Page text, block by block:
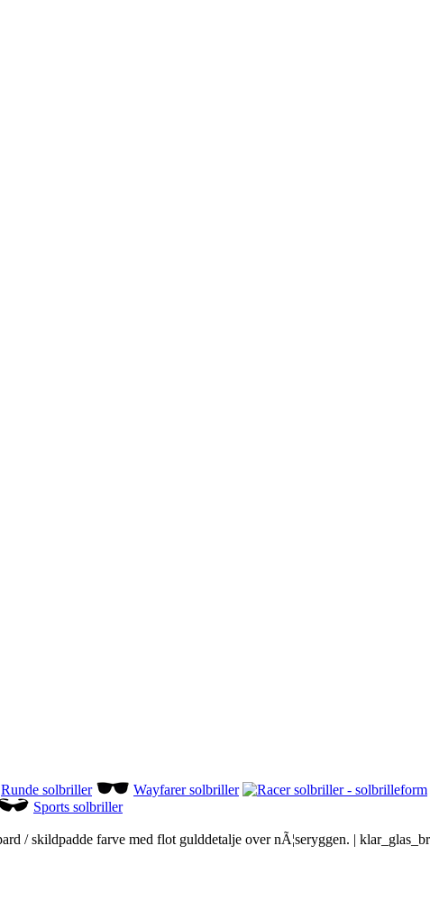
Runde solbriller Wayfarer solbriller
Sports solbriller